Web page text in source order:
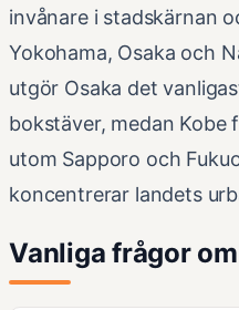
invånare i stadskärnan
Yokohama, Osaka och
utgör Osaka det
bokstäver, medan
utom Sapporo och
koncentrerar landets
Vanliga frågor